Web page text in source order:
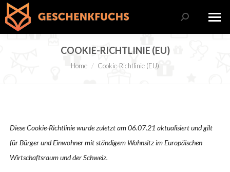
Search:
COOKIE-RICHTLINIE (EU)
Sie befinden sich hier:
Home Cookie-Richtlinie (EU)
Diese Cookie-Richtlinie wurde zuletzt am 06.07.21 aktualisiert und gilt
für Bürger und Einwohner mit ständigem Wohnsitz im Europäischen
Wirtschaftsraum und der Schweiz.